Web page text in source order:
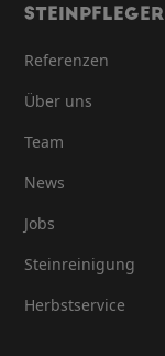
STEINPFLEGER
Referenzen
Über uns
Team
News
Jobs
Steinreinigung
Herbstservice